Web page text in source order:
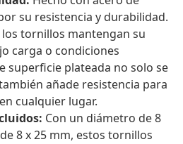
su resistencia y durabilidad.
tornillos mantengan su
carga o condiciones
superficie plateada no solo se
añade resistencia para
cualquier lugar.
Con un diámetro de 8
8 x 25 mm, estos tornillos